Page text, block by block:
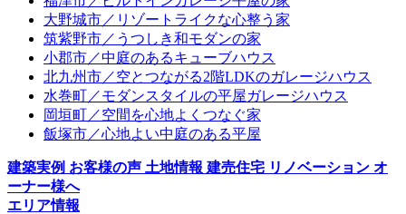
大野城市／リゾートライクな心整う家
筑紫野市／うつしき和モダンの家
小郡市／中庭のあるキューブハウス
北九州市／空とつながる2階LDKのガレージハウス
水巻町／モダンスタイルの平屋ガレージハウス
岡垣町／空間を心地よくつなぐ家
飯塚市／心地よい中庭のある平屋
建築実例 お客様の声 土地情報 建売住宅 リノベーション オ
ーナー様へ
エリア情報